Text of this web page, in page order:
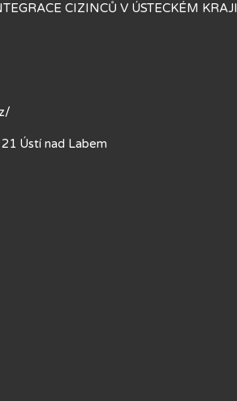
CIZINCŮ V ÚSTECKÉM KRAJI
Ústí nad Labem